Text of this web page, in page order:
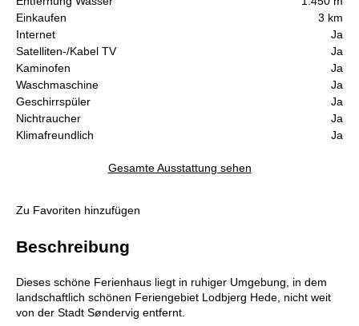
Einkaufen
3 km
Internet
Ja
Satelliten-/Kabel TV
Ja
Kaminofen
Ja
Waschmaschine
Ja
Geschirrspüler
Ja
Nichtraucher
Ja
Klimafreundlich
Ja
Gesamte Ausstattung sehen
Zu Favoriten hinzufügen
Beschreibung
Dieses schöne Ferienhaus liegt in ruhiger Umgebung, in dem
landschaftlich schönen Feriengebiet Lodbjerg Hede, nicht weit
von der Stadt Søndervig entfernt.